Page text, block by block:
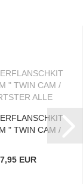
" TWIN CAM /
EUR